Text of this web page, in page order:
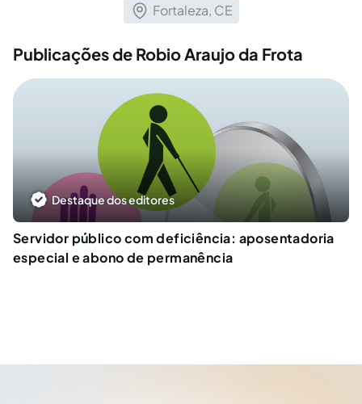
Fortaleza, CE
Publicações de Robio Araujo da Frota
Destaque dos editores
Servidor público com deficiência: aposentadoria
especial e abono de permanência